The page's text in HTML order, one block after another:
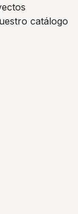
catálogo